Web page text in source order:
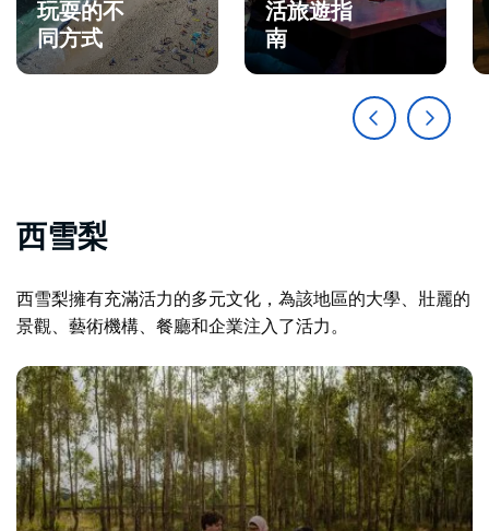
玩耍的不
同方式
活旅遊指
南
西雪梨
西雪梨擁有充滿活力的多元文化，為該地區的大學、壯麗的
景觀、藝術機構、餐廳和企業注入了活力。